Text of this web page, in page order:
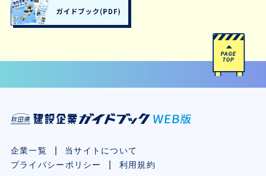
企業一覧
当サイトについて
プライバシーポリシー
利用規約